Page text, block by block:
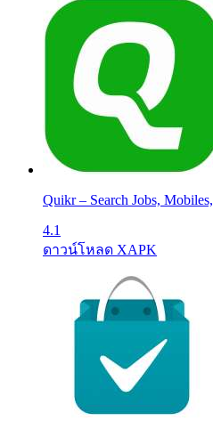
Quikr – Search Jobs, Mobiles,
4.1
ดาวน์โหลด XAPK